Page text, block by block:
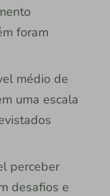
foram
médio de
uma escala
perceber
desafios e